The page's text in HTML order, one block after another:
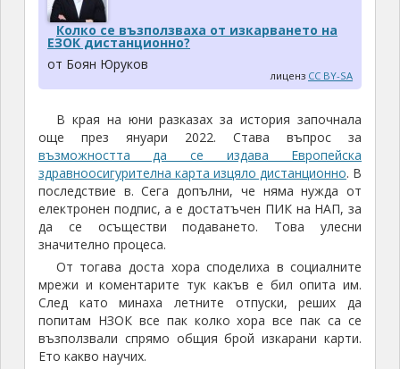
Колко се възползваха от изкарването на
ЕЗОК дистанционно?
от Боян Юруков
лиценз CC BY-SA
В края на юни разказах за история започнала
още през януари 2022. Става въпрос за
възможността да се издава Европейска
здравноосигурителна карта изцяло дистанционно. В
последствие в. Сега допълни, че няма нужда от
електронен подпис, а е достатъчен ПИК на НАП, за
да се осъществи подаването. Това улесни
значително процеса.
От тогава доста хора споделиха в социалните
мрежи и коментарите тук какъв е бил опита им.
След като минаха летните отпуски, реших да
попитам НЗОК все пак колко хора все пак са се
възползвали спрямо общия брой изкарани карти.
Ето какво научих.